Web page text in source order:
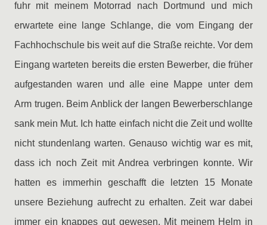
fuhr mit meinem Motorrad nach Dortmund und mich
erwartete eine lange Schlange, die vom Eingang der
Fachhochschule bis weit auf die Straße reichte. Vor dem
Eingang warteten bereits die ersten Bewerber, die früher
aufgestanden waren und alle eine Mappe unter dem
Arm trugen. Beim Anblick der langen Bewerberschlange
sank mein Mut. Ich hatte einfach nicht die Zeit und wollte
nicht stundenlang warten. Genauso wichtig war es mit,
dass ich noch Zeit mit Andrea verbringen konnte. Wir
hatten es immerhin geschafft die letzten 15 Monate
unsere Beziehung aufrecht zu erhalten. Zeit war dabei
immer ein knappes gut gewesen. Mit meinem Helm in